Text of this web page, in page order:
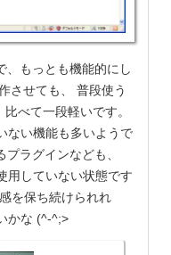
もっとも機能的にし
させても、 普段使う
比べて一段軽いです。
ない機能も多いようで
ラグインなども、
用していない状態です
を保ち続けられれ
かな (^-^;>